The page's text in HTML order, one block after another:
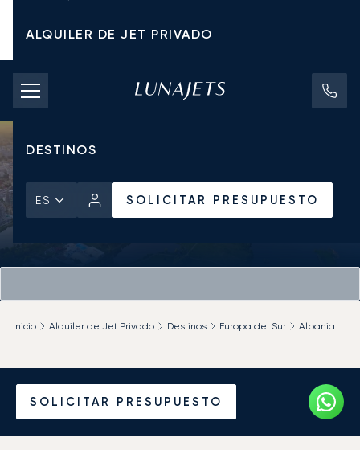
ALQUILER DE JET PRIVADO
TARIFAS DE CHÁRTER
JETS PRIVADOS
DESTINOS
ES SOLICITAR PRESUPUESTO
SOLICITAR PRESUPUESTO
Inicio Alquiler de Jet Privado Destinos Europa del Sur Albania
Alquile un Jet Privado
desde o hacia Tirana